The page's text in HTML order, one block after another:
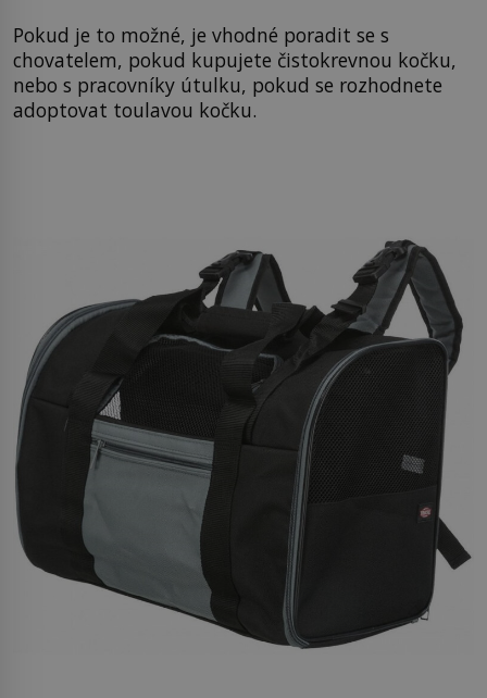
Pokud je to možné, je vhodné poradit se s
chovatelem, pokud kupujete čistokrevnou kočku,
nebo s pracovníky útulku, pokud se rozhodnete
adoptovat toulavou kočku.